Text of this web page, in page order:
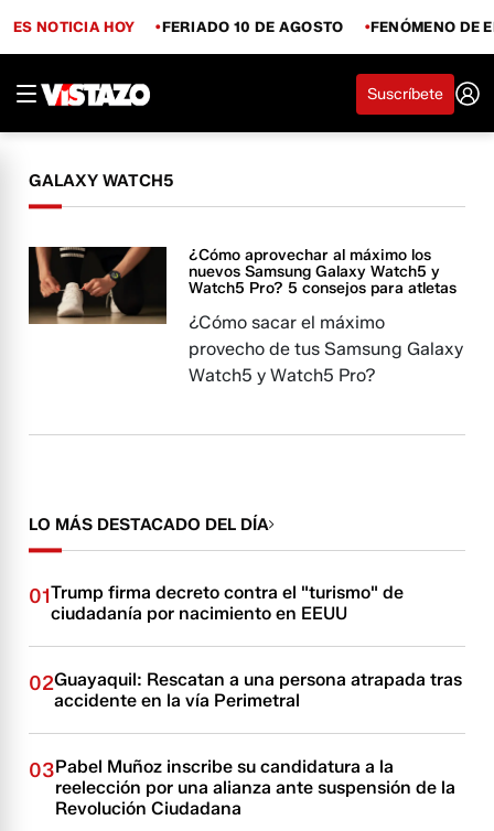
ES NOTICIA HOY FERIADO 10 DE AGOSTO FENÓMENO DE
Suscríbete
GALAXY WATCH5
¿Cómo aprovechar al máximo los
nuevos Samsung Galaxy Watch5 y
Watch5 Pro? 5 consejos para atletas
¿Cómo sacar el máximo
provecho de tus Samsung Galaxy
Watch5 y Watch5 Pro?
LO MÁS DESTACADO DEL DÍA
01Trump firma decreto contra el "turismo" de
ciudadanía por nacimiento en EEUU
02Guayaquil: Rescatan a una persona atrapada tras
accidente en la vía Perimetral
03Pabel Muñoz inscribe su candidatura a la
reelección por una alianza ante suspensión de la
Revolución Ciudadana